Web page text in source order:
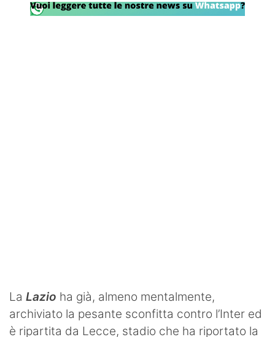
Tennis
La Lazio ha già, almeno mentalmente,
archiviato la pesante sconfitta contro l’Inter ed
è ripartita da Lecce, stadio che ha riportato la